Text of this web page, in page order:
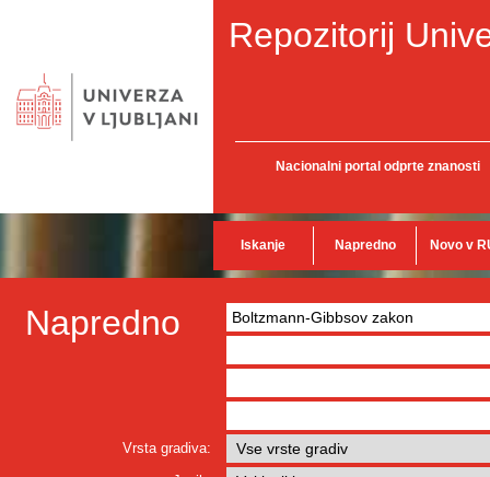
Repozitorij
Nacionalni portal odprte znanosti
Iskanje Napredno Novo v
Napredno
Vrsta gradiva: